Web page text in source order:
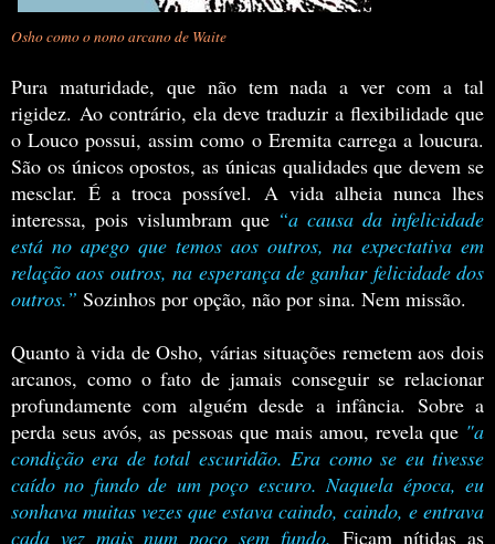
Osho como o nono arcano de Waite
Pura maturidade, que não tem nada a ver com a tal
rigidez. Ao contrário, ela deve traduzir a flexibilidade que
o Louco possui, assim como o Eremita carrega a loucura.
São os únicos opostos, as únicas qualidades que devem se
mesclar. É a troca possível. A vida alheia nunca lhes
interessa, pois vislumbram que “a causa da infelicidade
está no apego que temos aos outros, na expectativa em
relação aos outros, na esperança de ganhar felicidade dos
outros.” Sozinhos por opção, não por sina. Nem missão.
Quanto à vida de Osho, várias situações remetem aos dois
arcanos, como o fato de jamais conseguir se relacionar
profundamente com alguém desde a infância. Sobre a
perda seus avós, as pessoas que mais amou, revela que "a
condição era de total escuridão. Era como se eu tivesse
caído no fundo de um poço escuro. Naquela época, eu
sonhava muitas vezes que estava caindo, caindo, e entrava
cada vez mais num poço sem fundo.Ficam nítidas as